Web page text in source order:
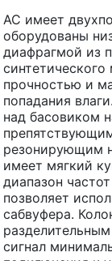
АС имеет
оборудованы
диафрагмой из
прочностью и
попадания
над басовиком
резонирующим
имеет мягкий
диапазон
позволяет
сабвуфера.
сигнал